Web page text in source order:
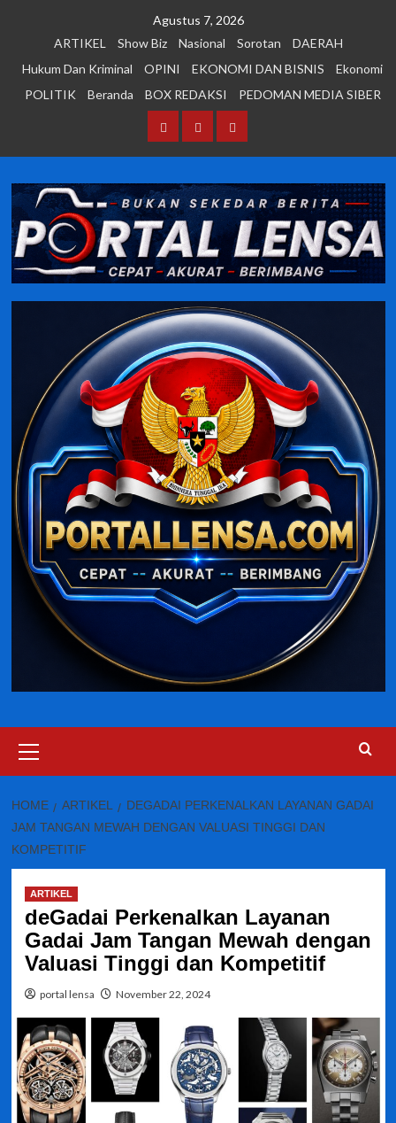
Agustus 7, 2026
ARTIKEL
Show Biz Nasional Sorotan
DAERAH
Hukum Dan Kriminal
OPINI EKONOMI DAN BISNIS
Ekonomi
POLITIK
Beranda BOX REDAKSI PEDOMAN MEDIA SIBER
BerandaBOX PEDOMAN
SIBER
Menu
HOME ARTIKEL
DEGADAI PERKENALKAN LAYANAN GADAI
JAM TANGAN MEWAH DENGAN VALUASI TINGGI DAN
KOMPETITIF
ARTIKEL
deGadai Perkenalkan Layanan
Gadai Jam Tangan Mewah dengan
Valuasi Tinggi dan Kompetitif
portal lensa November 22, 2024